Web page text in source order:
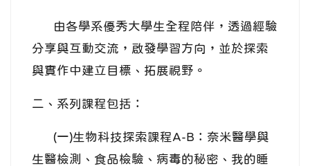
由各學系優秀大學生全程陪伴，透過經驗
分享與互動交流，啟發學習方向，並於探索
與實作中建立目標、拓展視野。
二、系列課程包括：
(一)生物科技探索課程A-B：奈米醫學與
生醫檢測、食品檢驗、病毒的秘密、我的睡